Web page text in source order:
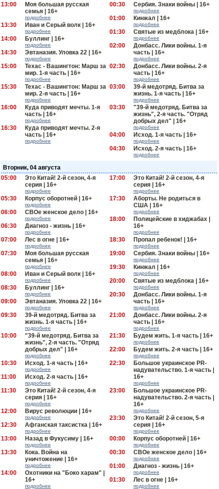
13:00
Моя большая русская
семья | 16+
подробнее
13:30 Иван и Серый волк | 16+
подробнее
14:00 Буллинг | 16+
подробнее
14:30 Эвтаназия. Уловка 22 | 16+
подробнее
15:00
Техас - Вашингтон: Марш за
мир. 1-я часть | 16+
подробнее
15:30
Техас - Вашингтон: Марш за
мир. 2-я часть | 16+
подробнее
16:00
Куда приводят мечты. 1-я
часть | 16+
подробнее
16:30
Куда приводят мечты. 2-я
часть | 16+
подробнее
00:30 Сербия. Знаки войны | 16+
подробнее
01:00 Кинжал | 16+
подробнее
01:30 Святые из медблока | 16+
подробнее
02:00
Донбасс. Лики войны. 1-я
часть | 16+
подробнее
02:30
Донбасс. Лики войны. 2-я
часть | 16+
подробнее
03:00
39-й медотряд. Битва за
жизнь. 1-я часть | 16+
подробнее
03:30
"39-й медотряд. Битва за
жизнь", 2-я часть. "Отряд
добрых дел" | 16+
подробнее
04:00 Исход. 1-я часть | 16+
подробнее
04:30 Исход. 2-я часть | 16+
подробнее
Вторник, 04 августа
05:00
Это Китай! 2-й сезон, 4-я
серия | 16+
подробнее
05:30 Корпус оборотней | 16+
подробнее
06:00 СВОе женское дело | 16+
подробнее
06:30 Диагноз - жизнь | 16+
подробнее
07:00 Лес в огне | 16+
подробнее
07:30
Моя большая русская
семья | 16+
подробнее
08:00 Иван и Серый волк | 16+
подробнее
08:30 Буллинг | 16+
подробнее
09:00 Эвтаназия. Уловка 22 | 16+
подробнее
09:30
39-й медотряд. Битва за
жизнь. 1-я часть | 16+
подробнее
10:00
"39-й медотряд. Битва за
жизнь", 2-я часть. "Отряд
добрых дел" | 16+
подробнее
10:30 Исход. 1-я часть | 16+
подробнее
11:00 Исход. 2-я часть | 16+
подробнее
11:30
Это Китай! 2-й сезон, 4-я
серия | 16+
подробнее
12:00 Вирус революции | 16+
подробнее
12:30 Афганская таксистка | 16+
подробнее
13:00 Назад в Фукусиму | 16+
подробнее
13:30
Кока. Война на
уничтожение | 16+
подробнее
14:00
Охотники на "Боко харам" |
16+
подробнее
17:00
Это Китай! 2-й сезон, 4-я
серия | 16+
подробнее
17:30
Аборты. Не родиться в
США | 16+
подробнее
18:00
Полицейские в хиджабах |
16+
подробнее
18:30 Пропал ребенок! | 16+
подробнее
19:00 Сербия. Знаки войны | 16+
подробнее
19:30 Кинжал | 16+
подробнее
20:00 Святые из медблока | 16+
подробнее
20:30
Донбасс. Лики войны. 1-я
часть | 16+
подробнее
21:00
Донбасс. Лики войны. 2-я
часть | 16+
подробнее
21:30 Будем жить. 1-я часть | 16+
подробнее
22:00 Будем жить. 2-я часть | 16+
подробнее
22:30
Большое украинское PR-
надувательство. 1-я часть |
16+
подробнее
23:00
Большое украинское PR-
надувательство. 2-я часть |
16+
подробнее
23:30
Это Китай! 2-й сезон, 5-я
серия | 16+
подробнее
00:00 Корпус оборотней | 16+
подробнее
00:30 СВОе женское дело | 16+
подробнее
01:00 Диагноз - жизнь | 16+
подробнее
01:30 Лес в огне | 16+
подробнее